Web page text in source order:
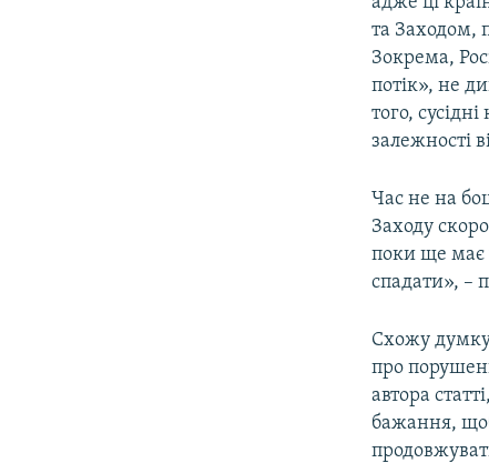
та Заходом,
Зокрема,
потік», не
того,
залежності
Час не на
Заходу
поки ще має
спадати», –
Схожу
про
автора
бажання,